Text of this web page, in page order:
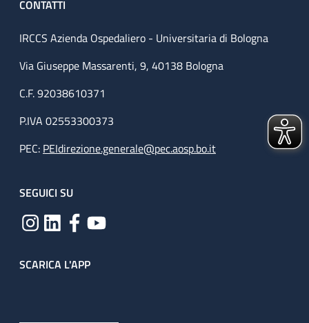
CONTATTI
IRCCS Azienda Ospedaliero - Universitaria di Bologna
Via Giuseppe Massarenti, 9, 40138 Bologna
C.F. 92038610371
P.IVA 02553300373
PEC: PEIdirezione.generale@pec.aosp.bo.it
SEGUICI SU
SCARICA L'APP